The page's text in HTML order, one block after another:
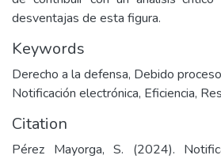
desventajas de esta figura.
Keywords
Derecho a la defensa, Debido proceso
Notificación electrónica, Eficiencia,
Citation
Pérez Mayorga, S. (2024).